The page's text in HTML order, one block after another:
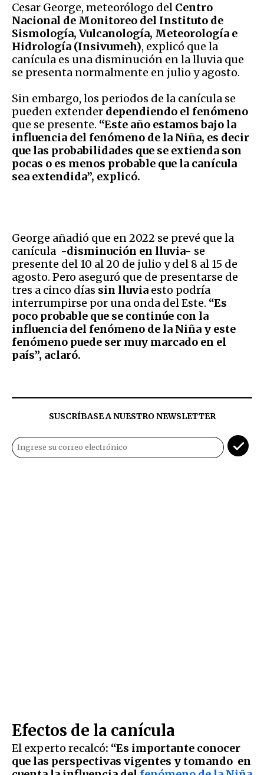
Cesar George, meteorólogo del Centro
Nacional de Monitoreo del Instituto de
Sismología, Vulcanología, Meteorología e
Hidrología (Insivumeh), explicó que la
canícula es una disminución en la lluvia que
se presenta normalmente en julio y agosto.
Sin embargo, los periodos de la canícula se
pueden extender dependiendo el fenómeno
que se presente. “Este año estamos bajo la
influencia del fenómeno de la Niña, es decir
que las probabilidades que se extienda son
pocas o es menos probable que la canícula
sea extendida”, explicó.
George añadió que en 2022 se prevé que la
canícula -disminución en lluvia- se
presente del 10 al 20 de julio y del 8 al 15 de
agosto. Pero aseguró que de presentarse de
tres a cinco días sin lluvia esto podría
interrumpirse por una onda del Este. “Es
poco probable que se continúe con la
influencia del fenómeno de la Niña y este
fenómeno puede ser muy marcado en el
país”, aclaró.
SUSCRÍBASE A NUESTRO NEWSLETTER
Efectos de la canícula
El experto recalcó: “Es importante conocer
que las perspectivas vigentes y tomando en